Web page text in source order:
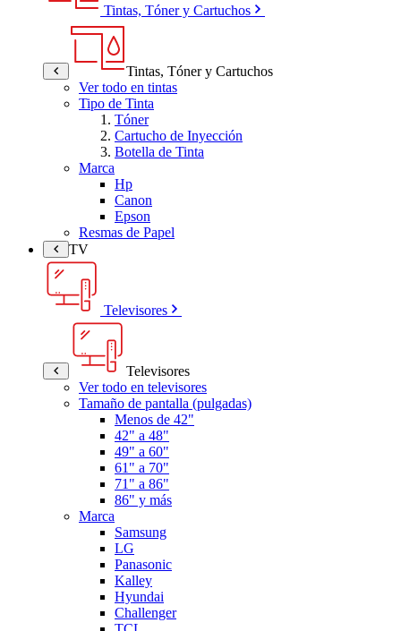
Tintas, Tóner y Cartuchos
Tintas, Tóner y Cartuchos
Ver todo en tintas
Tipo de Tinta
Tóner
Cartucho de Inyección
Botella de Tinta
Marca
Hp
Canon
Epson
Resmas de Papel
TV
Televisores
Televisores
Ver todo en televisores
Tamaño de pantalla (pulgadas)
Menos de 42"
42" a 48"
49" a 60"
61" a 70"
71" a 86"
86" y más
Marca
Samsung
LG
Panasonic
Kalley
Hyundai
Challenger